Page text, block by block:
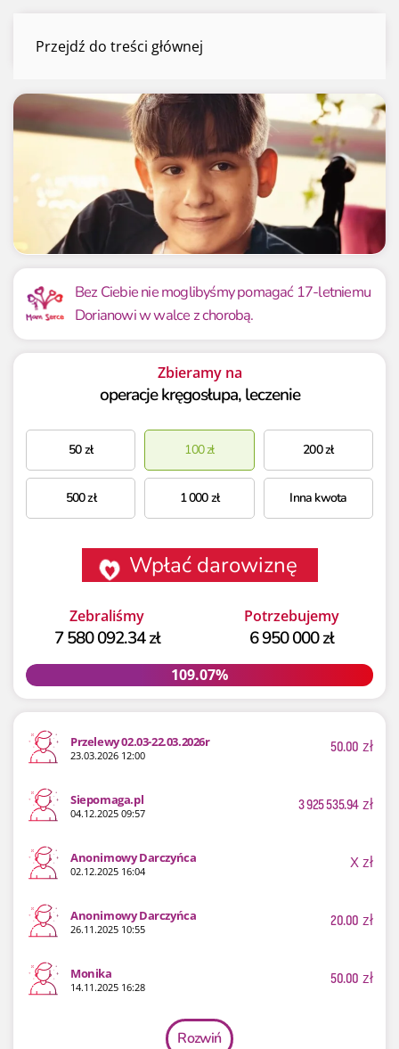
Przejdź do treści głównejDorian Dzieża
Mamy już
7 580 092.34 zł
Potrzebujemy
6 950 000 zł
109.07% 109.07%
Bez Ciebie nie moglibyśmy pomagać 17-letniemu
Dorianowi w walce z chorobą.
Zbieramy na
operacje kręgosłupa, leczenie
50zł 100zł 200zł
500zł 1 000zł Inna kwota
Wpłać darowiznę
Zebraliśmy
7 580 092.34 zł
Potrzebujemy
6 950 000 zł
109.07%
109.07%
Przelewy 02.03-22.03.2026r
23.03.2026 12:00 50.00 zł
Siepomaga.pl
04.12.2025 09:57 3 925 535.94zł
Anonimowy Darczyńca
02.12.2025 16:04 Xzł
Anonimowy Darczyńca
26.11.2025 10:55 20.00 zł
Monika
14.11.2025 16:28 50.00 zł
Rozwiń